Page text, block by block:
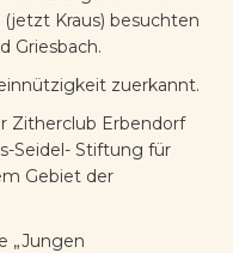
Kraus) besuchten
Griesbach.
zuerkannt.
Zitherclub Erbendorf
Seidel- Stiftung für
Gebiet der
„Jungen